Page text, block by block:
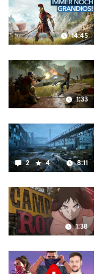
14:45
1:33
2 4 8:11
1:38